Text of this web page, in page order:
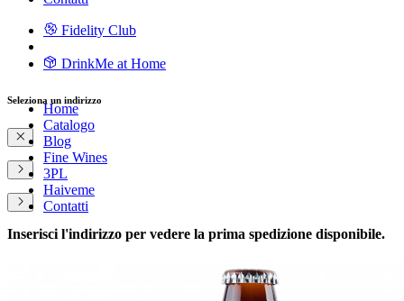
Fidelity Club
DrinkMe at Home
Home
Catalogo
Blog
Fine Wines
3PL
Haiveme
Contatti
Seleziona un indirizzo
Inserisci l'indirizzo per vedere la prima spedizione disponibile.